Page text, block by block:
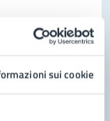
sui cookie